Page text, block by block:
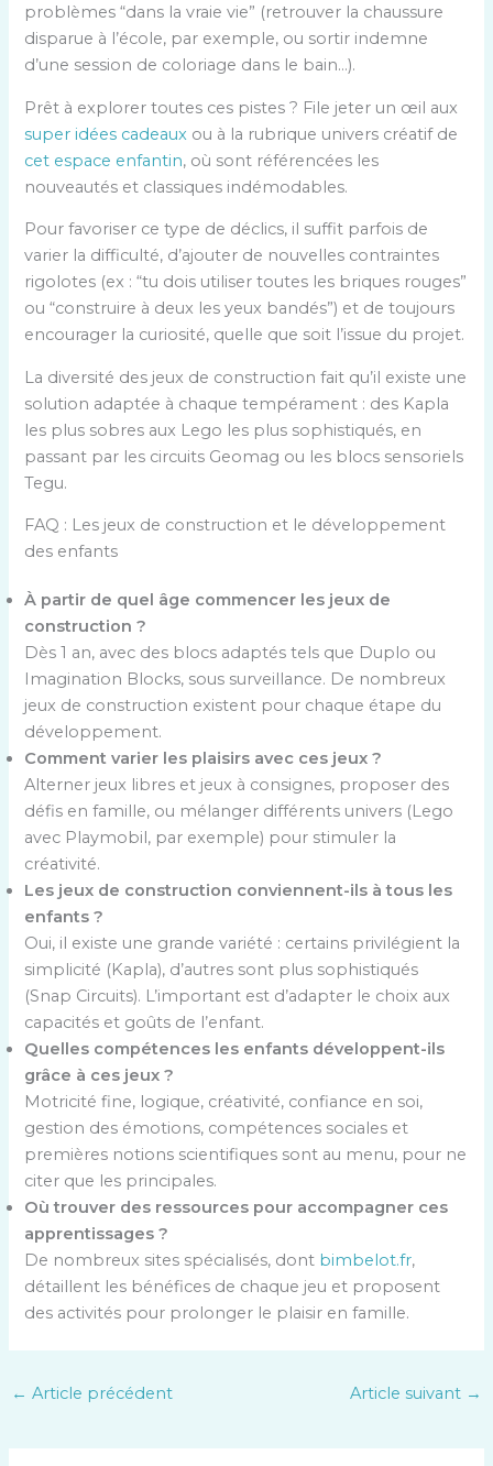
problèmes “dans la vraie vie” (retrouver la chaussure
disparue à l’école, par exemple, ou sortir indemne
d’une session de coloriage dans le bain…).
Prêt à explorer toutes ces pistes ? File jeter un œil aux
super idées cadeaux ou à la rubrique univers créatif de
cet espace enfantin, où sont référencées les
nouveautés et classiques indémodables.
Pour favoriser ce type de déclics, il suffit parfois de
varier la difficulté, d’ajouter de nouvelles contraintes
rigolotes (ex : “tu dois utiliser toutes les briques rouges”
ou “construire à deux les yeux bandés”) et de toujours
encourager la curiosité, quelle que soit l’issue du projet.
La diversité des jeux de construction fait qu’il existe une
solution adaptée à chaque tempérament : des Kapla
les plus sobres aux Lego les plus sophistiqués, en
passant par les circuits Geomag ou les blocs sensoriels
Tegu.
FAQ : Les jeux de construction et le développement
des enfants
À partir de quel âge commencer les jeux de
construction ?
Dès 1 an, avec des blocs adaptés tels que Duplo ou
Imagination Blocks, sous surveillance. De nombreux
jeux de construction existent pour chaque étape du
développement.
Comment varier les plaisirs avec ces jeux ?
Alterner jeux libres et jeux à consignes, proposer des
défis en famille, ou mélanger différents univers (Lego
avec Playmobil, par exemple) pour stimuler la
créativité.
Les jeux de construction conviennent-ils à tous les
enfants ?
Oui, il existe une grande variété : certains privilégient la
simplicité (Kapla), d’autres sont plus sophistiqués
(Snap Circuits). L’important est d’adapter le choix aux
capacités et goûts de l’enfant.
Quelles compétences les enfants développent-ils
grâce à ces jeux ?
Motricité fine, logique, créativité, confiance en soi,
gestion des émotions, compétences sociales et
premières notions scientifiques sont au menu, pour ne
citer que les principales.
Où trouver des ressources pour accompagner ces
apprentissages ?
De nombreux sites spécialisés, dont bimbelot.fr,
détaillent les bénéfices de chaque jeu et proposent
des activités pour prolonger le plaisir en famille.
← Article précédent Article suivant →